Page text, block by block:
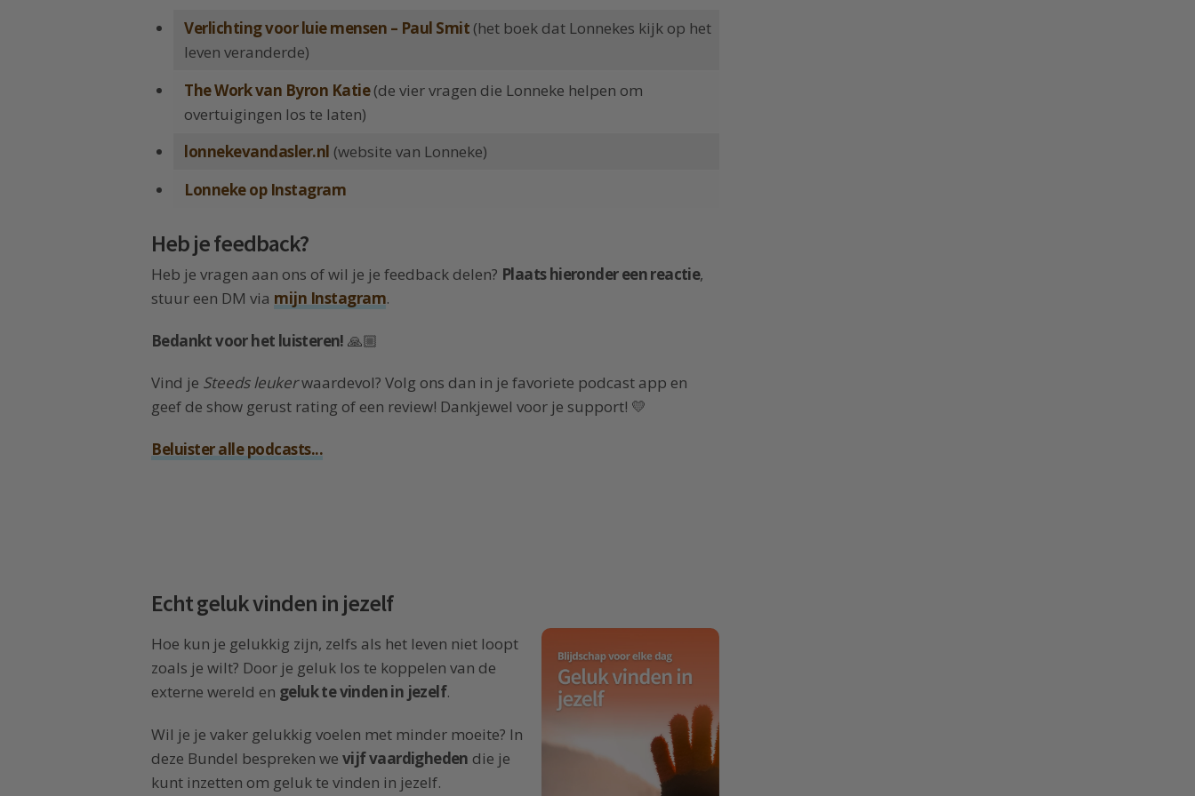
Verlichting voor luie mensen – Paul Smit (het boek dat Lonnekes kijk op het
leven veranderde)
The Work van Byron Katie(de vier vragen die Lonneke helpen om
overtuigingen los te laten)
lonnekevandasler.nl (website van Lonneke)
Lonneke op Instagram
Heb je feedback?
Heb je vragen aan ons of wil je je feedback delen? Plaats hieronder een reactie,
stuur een DM via mijn Instagram.
Bedankt voor het luisteren! 🙏🏼
Vind je Steeds leukerwaardevol? Volg ons dan in je favoriete podcast app en
geef de show gerust rating of een review! Dankjewel voor je support! 💛
Beluister alle podcasts...
Echt geluk vinden in jezelf
Hoe kun je gelukkig zijn, zelfs als het leven niet loopt
zoals je wilt? Door je geluk los te koppelen van de
externe wereld en geluk te vinden in jezelf.
Wil je je vaker gelukkig voelen met minder moeite? In
deze Bundel bespreken we vijf vaardigheden die je
kunt inzetten om geluk te vinden in jezelf.